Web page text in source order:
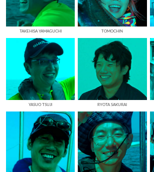
TAKEHISA YAMAGUCHI TOMOCHIN
YASUO TSUJI RYOTA SAKURAI